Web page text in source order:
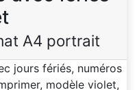
A4 portrait